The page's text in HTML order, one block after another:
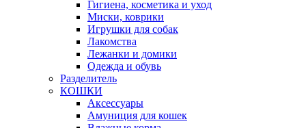
Гигиена, косметика и уход
Миски, коврики
Игрушки для собак
Лакомства
Лежанки и домики
Одежда и обувь
Разделитель
КОШКИ
Аксессуары
Амуниция для кошек